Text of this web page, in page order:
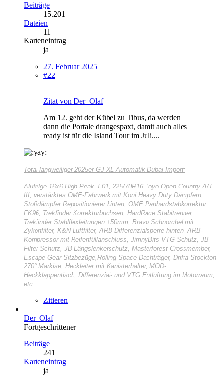
Beiträge
15.201
Dateien
11
Karteneintrag
ja
27. Februar 2025
#22
Zitat von Der_Olaf
Am 12. geht der Kübel zu Tibus, da werden
dann die Portale drangespaxt, damit auch alles
ready ist für die Island Tour im Juli....
Total langweiliger 2025er GJ XL Automatik Dubai Import:
Alufelge 16x6 High Peak J-01, 225/70R16 Toyo Open Country A/T
III, verstärktes OME-Fahrwerk mit Koni Heavy Duty Dämpfern,
Stoßdämpfer Repositionierer hinten, OME Panhardstabkorrektur
FK96, Trekfinder Korrekturbuchsen, HardRace Stabitrenner,
Trekfinder Stahlflexleitungen +50mm, Bravo Schnorchel mit
Zykonfilter, K&N Luftfilter, ARB-Differenzialsperre hinten, ARB-
Kompressor mit Reifenfüllanschluss, JimnyBits VTG-Schutz, JB
Filter-Schutz, JB Längslenkerschutz, Masterforest Crossmember,
Escape Gear Sitzbezüge,Rolling Space Dachträger, Drifta Stockton
270° Markise, Heckleiter mit Kanisterhalter, MOD-
Heckklappentisch, Differenzial- und VTG Entlüftung im Motorraum,
etc.
Zitieren
Der_Olaf
Fortgeschrittener
Beiträge
241
Karteneintrag
ja